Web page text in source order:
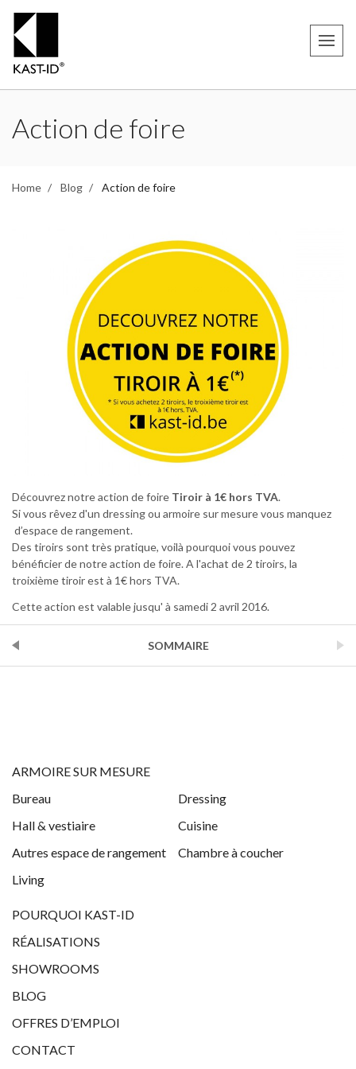
Action de foire
Home Blog Action de foire
Découvrez notre action de foire Tiroir à 1€ hors TVA.
Si vous rêvez d'un dressing ou armoire sur mesure vous manquez
d’espace de rangement.
Des tiroirs sont très pratique, voilà pourquoi vous pouvez
bénéficier de notre action de foire. A l'achat de 2 tiroirs, la
troixième tiroir est à 1€ hors TVA.
Cette action est valable jusqu' à samedi 2 avril 2016.
SOMMAIRE
ARMOIRE SUR MESURE
Bureau
Dressing
Hall & vestiaire
Cuisine
Autres espace de rangement
Chambre à coucher
Living
POURQUOI KAST-ID
RÉALISATIONS
SHOWROOMS
BLOG
OFFRES D’EMPLOI
CONTACT